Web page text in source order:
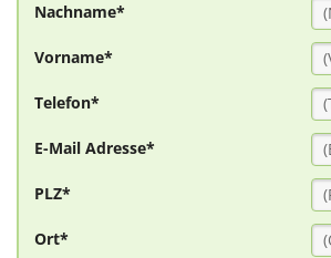
Nachname*
Vorname*
Telefon*
E-Mail Adresse*
PLZ*
Ort*